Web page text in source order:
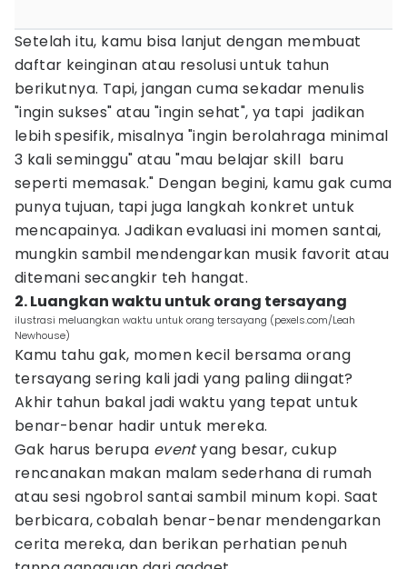
Setelah itu, kamu bisa lanjut dengan membuat
daftar keinginan atau resolusi untuk tahun
berikutnya. Tapi, jangan cuma sekadar menulis
"ingin sukses" atau "ingin sehat", ya tapi jadikan
lebih spesifik, misalnya "ingin berolahraga minimal
3 kali seminggu" atau "mau belajar skill baru
seperti memasak." Dengan begini, kamu gak cuma
punya tujuan, tapi juga langkah konkret untuk
mencapainya. Jadikan evaluasi ini momen santai,
mungkin sambil mendengarkan musik favorit atau
ditemani secangkir teh hangat.
2. Luangkan waktu untuk orang tersayang
ilustrasi meluangkan waktu untuk orang tersayang (pexels.com/Leah
Newhouse)
Kamu tahu gak, momen kecil bersama orang
tersayang sering kali jadi yang paling diingat?
Akhir tahun bakal jadi waktu yang tepat untuk
benar-benar hadir untuk mereka.
Gak harus berupa eventyang besar, cukup
rencanakan makan malam sederhana di rumah
atau sesi ngobrol santai sambil minum kopi. Saat
berbicara, cobalah benar-benar mendengarkan
cerita mereka, dan berikan perhatian penuh